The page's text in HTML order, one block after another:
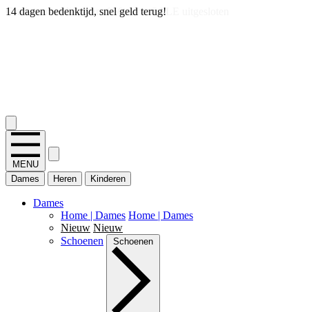
14 dagen bedenktijd, snel geld terug!
MENU
Dames
Heren Kinderen
Dames
Home | Dames Home | Dames
Nieuw Nieuw
Schoenen
Schoenen